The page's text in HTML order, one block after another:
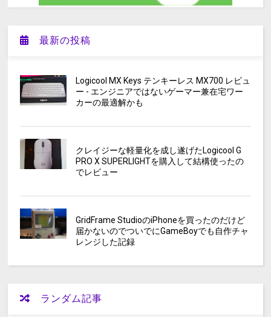
最新の投稿
Logicool MX Keys テンキーレス MX700 レビュ
ー - エンジニアではないゲーマー兼在宅ワー
カーの最適解かも
クレイジーな軽量化を成し遂げたLogicool G
PRO X SUPERLIGHTを購入して結構使ったの
でレビュー
GridFrame StudioのiPhoneを買ったのだけど
届かないのでついでにGameBoyでも自作チャ
レンジした記録
ランダム記事